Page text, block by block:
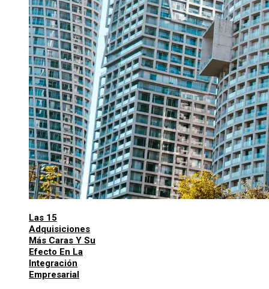
Las 15
Adquisiciones
Más Caras Y Su
Efecto En La
Integración
Empresarial